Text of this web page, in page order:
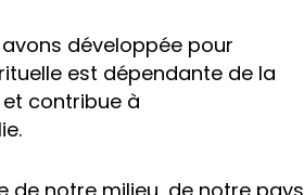
développée pour
est dépendante de la
contribue à